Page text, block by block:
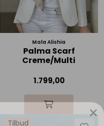
Mala Alishia
Palma Scarf
Creme/Multi
1.799,00
Tilbud